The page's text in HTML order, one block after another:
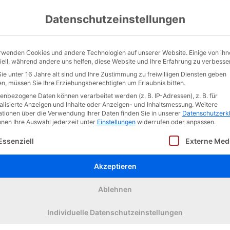
unterstützt durch
wie z. B.
Bastelraum,
Datenschutzeinstellungen
Cookies und andere Technologien auf unserer Website. Einige von
während andere uns helfen, diese Website und Ihre Erfahrung zu
unter 16 Jahre alt sind und Ihre Zustimmung zu freiwilligen Diensten geben
müssen Sie Ihre Erziehungsberechtigten um Erlaubnis bitten.
Daten können verarbeitet werden (z. B. IP-Adressen), z. B. für
Anzeigen und Inhalte oder Anzeigen- und Inhaltsmessung. Weitere
über die Verwendung Ihrer Daten finden Sie in unserer
Ihre Auswahl jederzeit unter Einstellungen widerrufen oder anpassen.
eine Liste der Service-Gruppen, für die eine
Externe
Akzeptieren
Ablehnen
Individuelle Datenschutzeinstellungen